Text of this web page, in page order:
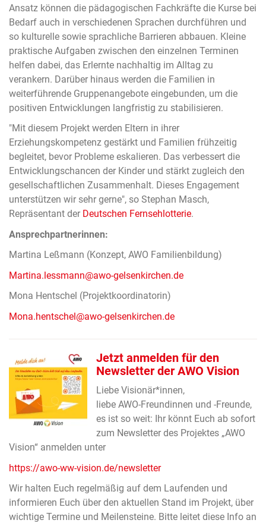
Ansatz können die pädagogischen Fachkräfte die Kurse bei
Bedarf auch in verschiedenen Sprachen durchführen und
so kulturelle sowie sprachliche Barrieren abbauen. Kleine
praktische Aufgaben zwischen den einzelnen Terminen
helfen dabei, das Erlernte nachhaltig im Alltag zu
verankern. Darüber hinaus werden die Familien in
weiterführende Gruppenangebote eingebunden, um die
positiven Entwicklungen langfristig zu stabilisieren.
"Mit diesem Projekt werden Eltern in ihrer
Erziehungskompetenz gestärkt und Familien frühzeitig
begleitet, bevor Probleme eskalieren. Das verbessert die
Entwicklungschancen der Kinder und stärkt zugleich den
gesellschaftlichen Zusammenhalt. Dieses Engagement
unterstützen wir sehr gerne", so Stephan Masch,
Repräsentant der Deutschen Fernsehlotterie.
Ansprechpartnerinnen:
Martina Leßmann (Konzept, AWO Familienbildung)
Martina.lessmann@awo-gelsenkirchen.de
Mona Hentschel (Projektkoordinatorin)
Mona.hentschel@awo-gelsenkirchen.de
Jetzt anmelden für den
Newsletter der AWO Vision
Liebe Visionär*innen,
liebe AWO-Freundinnen und -Freunde,
es ist so weit: Ihr könnt Euch ab sofort
zum Newsletter des Projektes „AWO
Vision“ anmelden unter
https://awo-ww-vision.de/newsletter
Wir halten Euch regelmäßig auf dem Laufenden und
informieren Euch über den aktuellen Stand im Projekt, über
wichtige Termine und Meilensteine. Bitte leitet diese Info an